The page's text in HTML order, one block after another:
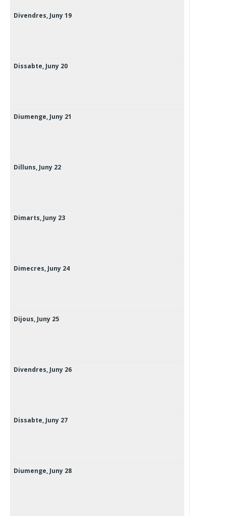
Divendres, Juny19
Dissabte, Juny 20
Diumenge, Juny 21
Dilluns, Juny 22
Dimarts, Juny 23
Dimecres, Juny 24
Dijous, Juny 25
Divendres, Juny 26
Dissabte, Juny 27
Diumenge, Juny 28